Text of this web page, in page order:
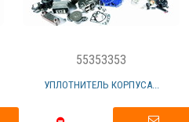
55353353
УПЛОТНИТЕЛЬ КОРПУСА...